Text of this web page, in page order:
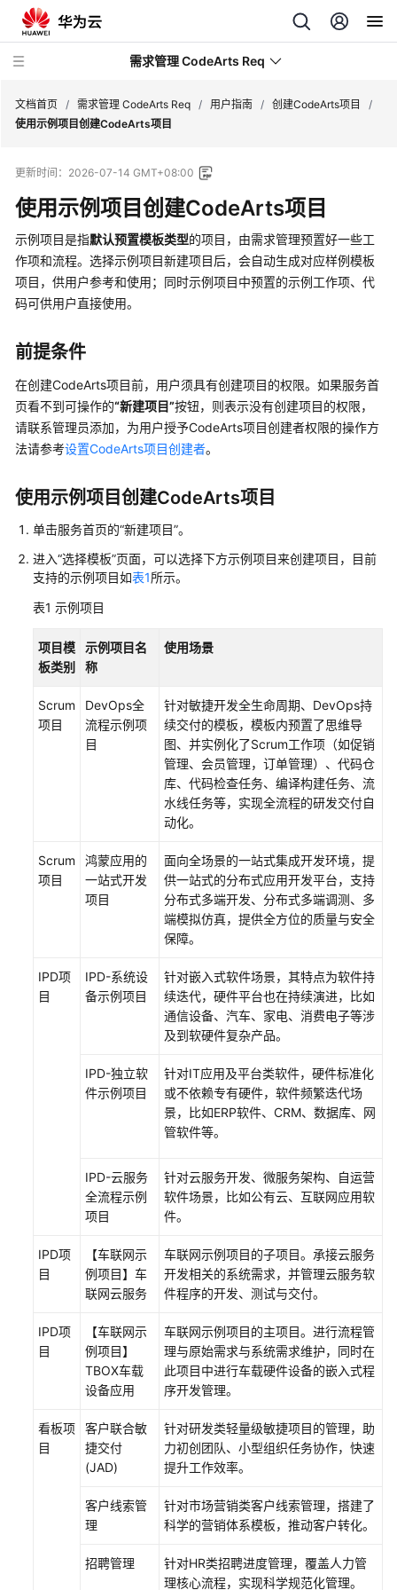
需求管理 CodeArts Req
新
动
态
产
品
介
计
费
说
明
快
入
用
户
南
需
求
(CodeArts
购
CodeArts
CodeArts
项
创
CodeArts
文档首页 / 需求管理 CodeArts Req / 用户指南 / 创建CodeArts项目
/
使用示例项目创建CodeArts项目
更新时间： 2026-07-14 GMT+08:00
使用示例项目创建CodeArts项目
示例项目是指默认预置模板类型的项目，由需求管理预置好一些工
作项和流程。选择示例项目新建项目后，会自动生成对应样例模板
项目，供用户参考和使用；同时示例项目中预置的示例工作项、代
码可供用户直接使用。
前提条件
在创建CodeArts项目前，用户须具有创建项目的权限。如果服务首
页看不到可操作的“新建项目”按钮，则表示没有创建项目的权限，
请联系管理员添加，为用户授予CodeArts项目创建者权限的操作方
法请参考设置CodeArts项目创建者。
使用示例项目创建CodeArts项目
单击服务首页的“新建项目”。
进入“选择模板”页面，可以选择下方示例项目来创建项目，目前
支持的示例项目如表1所示。
表1 示例项目
项目模
板类别
示例项目名
称
使用场景
Scrum
项目
DevOps全
流程示例项
目
针对敏捷开发全生命周期、DevOps持
续交付的模板，模板内预置了思维导
图、并实例化了Scrum工作项（如促销
管理、会员管理，订单管理）、代码仓
库、代码检查任务、编译构建任务、流
水线任务等，实现全流程的研发交付自
动化。
Scrum
项目
鸿蒙应用的
一站式开发
项目
面向全场景的一站式集成开发环境，提
供一站式的分布式应用开发平台，支持
分布式多端开发、分布式多端调测、多
端模拟仿真，提供全方位的质量与安全
保障。
IPD项
目
IPD-系统设
备示例项目
针对嵌入式软件场景，其特点为软件持
续迭代，硬件平台也在持续演进，比如
通信设备、汽车、家电、消费电子等涉
及到软硬件复杂产品。
IPD-独立软
件示例项目
针对IT应用及平台类软件，硬件标准化
或不依赖专有硬件，软件频繁迭代场
景，比如ERP软件、CRM、数据库、网
管软件等。
IPD-云服务
全流程示例
项目
针对云服务开发、微服务架构、自运营
软件场景，比如公有云、互联网应用软
件。
IPD项
目
【车联网示
例项目】车
联网云服务
车联网示例项目的子项目。承接云服务
开发相关的系统需求，并管理云服务软
件程序的开发、测试与交付。
IPD项
目
【车联网示
例项目】
TBOX车载
设备应用
车联网示例项目的主项目。进行流程管
理与原始需求与系统需求维护，同时在
此项目中进行车载硬件设备的嵌入式程
序开发管理。
看板项
目
客户联合敏
捷交付
(JAD)
针对研发类轻量级敏捷项目的管理，助
力初创团队、小型组织任务协作，快速
提升工作效率。
客户线索管
理
针对市场营销类客户线索管理，搭建了
科学的营销体系模板，推动客户转化。
招聘管理
针对HR类招聘进度管理，覆盖人力管
理核心流程，实现科学规范化管理。